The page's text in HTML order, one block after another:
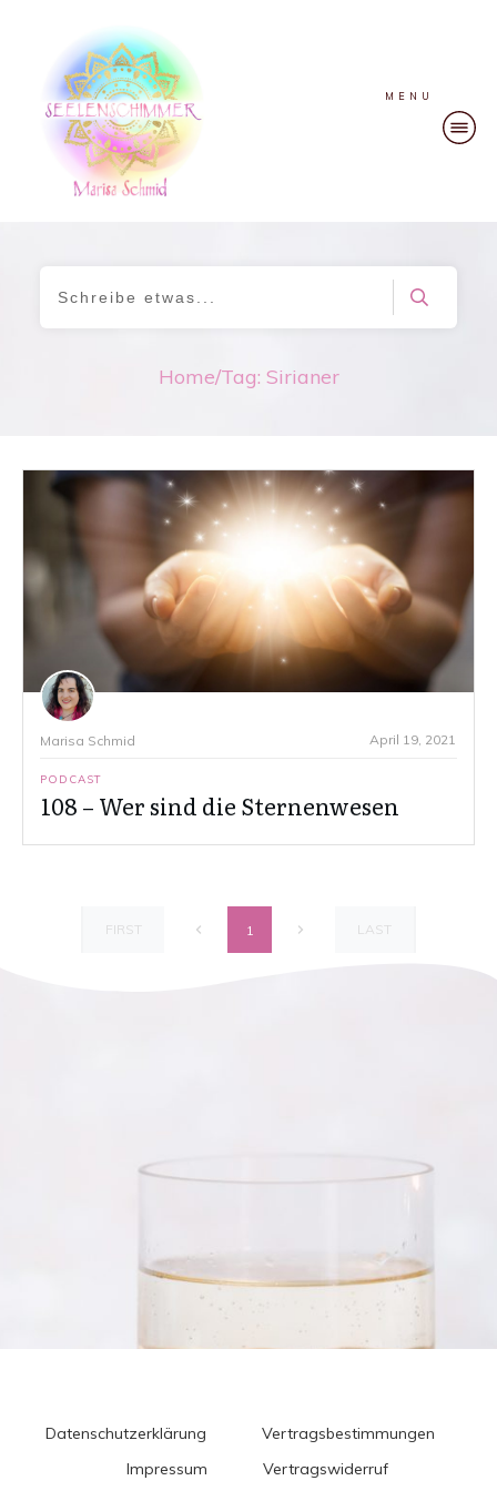
MENU
Home/Tag: Sirianer
Marisa Schmid April 19, 2021
PODCAST
108 – Wer sind die Sternenwesen
FIRST 1 LAST
Datenschutzerklärung
Vertragsbestimmungen
Impressum
Vertragswiderruf